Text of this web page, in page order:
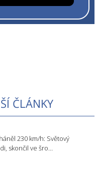
ČLÁNKY
230 km/h: Světový
skončil ve šro…